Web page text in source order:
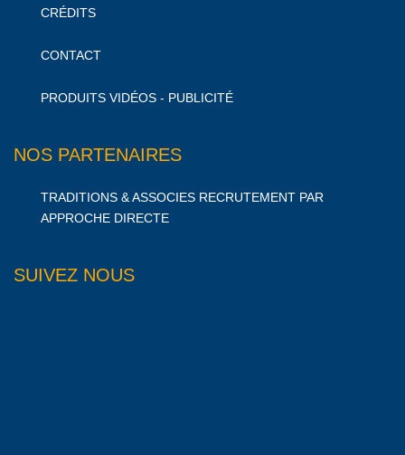
CRÉDITS
CONTACT
PRODUITS VIDÉOS - PUBLICITÉ
NOS PARTENAIRES
TRADITIONS & ASSOCIES RECRUTEMENT PAR
APPROCHE DIRECTE
SUIVEZ NOUS